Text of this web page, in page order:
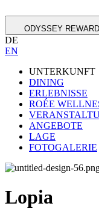
ODYSSEY
DE
EN
UNTERKUNFT
DINING
ERLEBNISSE
ROÉE
ANGEBOTE
LAGE
FOTOGALERIE
Lopia